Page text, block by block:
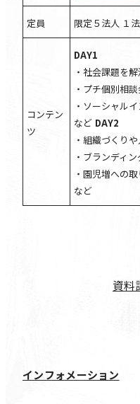
定員 限定５法人 １
コンテン
ツ
DAY1
・社会課題を
・プチ個別相
・ソーシャル
など DAY2
・組織づくり
・ブランディ
・園児増への
など
資料
インフォメーション